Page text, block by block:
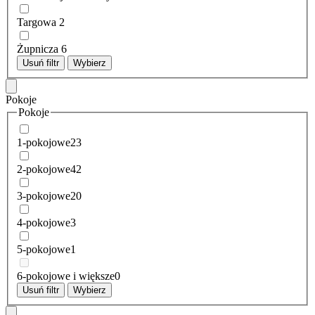
Targowa 2
Żupnicza 6
Usuń filtr Wybierz
Pokoje
Pokoje
1-pokojowe23
2-pokojowe42
3-pokojowe20
4-pokojowe3
5-pokojowe1
6-pokojowe i większe0
Usuń filtr Wybierz